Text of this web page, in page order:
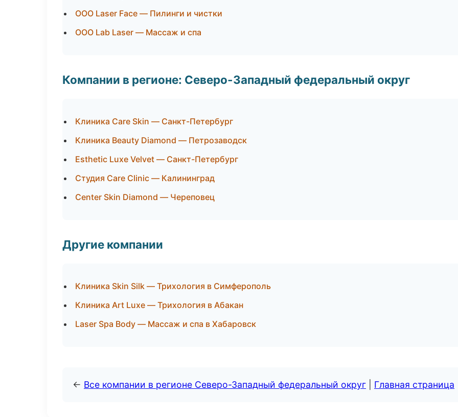
ООО Laser Face — Пилинги и чистки
ООО Lab Laser — Массаж и спа
Компании в регионе: Северо-Западный федеральный округ
Клиника Care Skin — Санкт-Петербург
Клиника Beauty Diamond — Петрозаводск
Esthetic Luxe Velvet — Санкт-Петербург
Студия Care Clinic — Калининград
Center Skin Diamond — Череповец
Другие компании
Клиника Skin Silk — Трихология в Симферополь
Клиника Art Luxe — Трихология в Абакан
Laser Spa Body — Массаж и спа в Хабаровск
← Все компании в регионе Северо-Западный федеральный округ Главная страница